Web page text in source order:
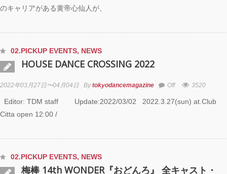
のキャリアがある黄帝心仙人が、
02.PICKUP EVENTS, NEWS
HOUSE DANCE CROSSING 2022
2022年03月27日〜04月04日 Bytokyodancemagazine Off 3520
Editor: TDM staff Update:2022/03/02 ⁡2022.3.27(sun) at.Club
Citta open 12:00 /
02.PICKUP EVENTS, NEWS
梅棒 14th WONDER『おどんろ』 全キャスト・